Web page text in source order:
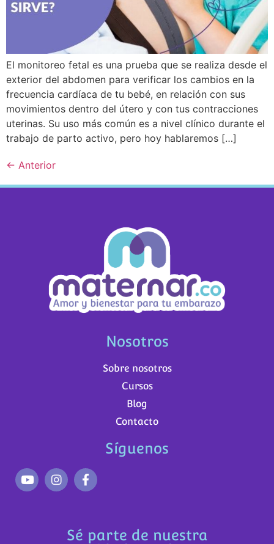
El monitoreo fetal es una prueba que se realiza desde el
exterior del abdomen para verificar los cambios en la
frecuencia cardíaca de tu bebé, en relación con sus
movimientos dentro del útero y con tus contracciones
uterinas. Su uso más común es a nivel clínico durante el
trabajo de parto activo, pero hoy hablaremos […]
← Anterior
Nosotros
Sobre nosotros
Cursos
Blog
Contacto
Síguenos
Sé parte de nuestra